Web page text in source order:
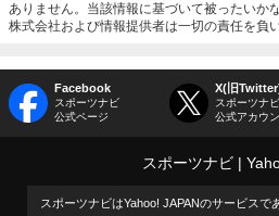
ありません。当該情報に基づいて被ったいか
株式会社および情報提供者は一切の責任を負
Facebook
スポーツナビ
公式ページ
X(旧
スポーツナビ
公式アカウ
スポーツナビ
スポーツナビはYahoo! JAPANのサービスで